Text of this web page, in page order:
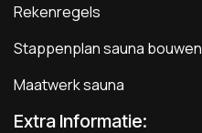
Rekenregels
Stappenplan sauna bouwen
Maatwerk sauna
Extra Informatie: